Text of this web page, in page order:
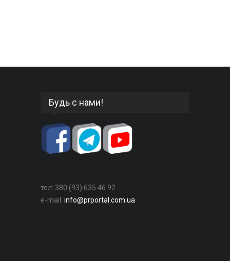
Будь с нами!
тел: 380 (93) 635 46 92
e-mail: info@prportal.com.ua